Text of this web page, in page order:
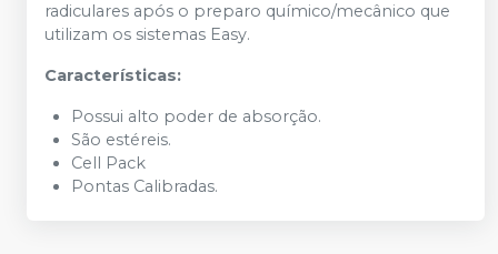
radiculares após o preparo químico/mecânico que
utilizam os sistemas Easy.
Características:
Possui alto poder de absorção.
São estéreis.
Cell Pack
Pontas Calibradas.